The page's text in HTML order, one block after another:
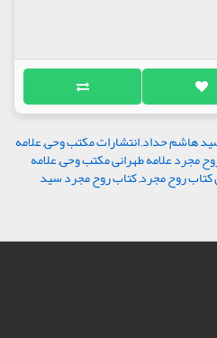
هاشم حداد,انتشارات مکتب وحی,علامه
مجرد علامه طهرانی مکتب وحی,علامه
کتاب روح مجرد,کتاب روح مجرد سید